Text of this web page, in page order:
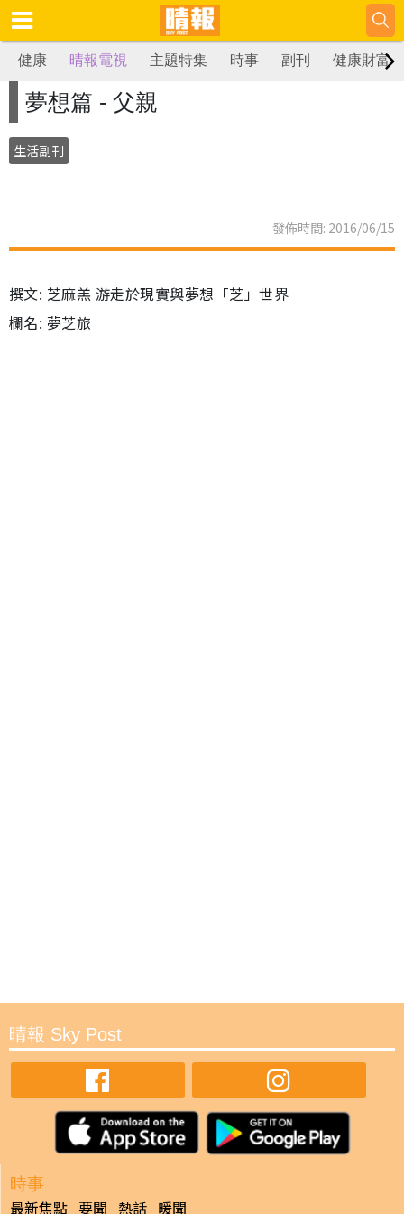
健康 晴報電視 主題特集 時事 副刊 健康財富
夢想篇 - 父親
生活副刊
發佈時間: 2016/06/15
撰文: 芝麻羔 游走於現實與夢想「芝」世界
欄名: 夢芝旅
晴報 Sky Post
時事
最新焦點 要聞 熱話 暖聞